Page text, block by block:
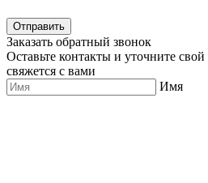
Отправить
Заказать обратный звонок
Оставьте контакты и уточните
свяжется с вами
Имя